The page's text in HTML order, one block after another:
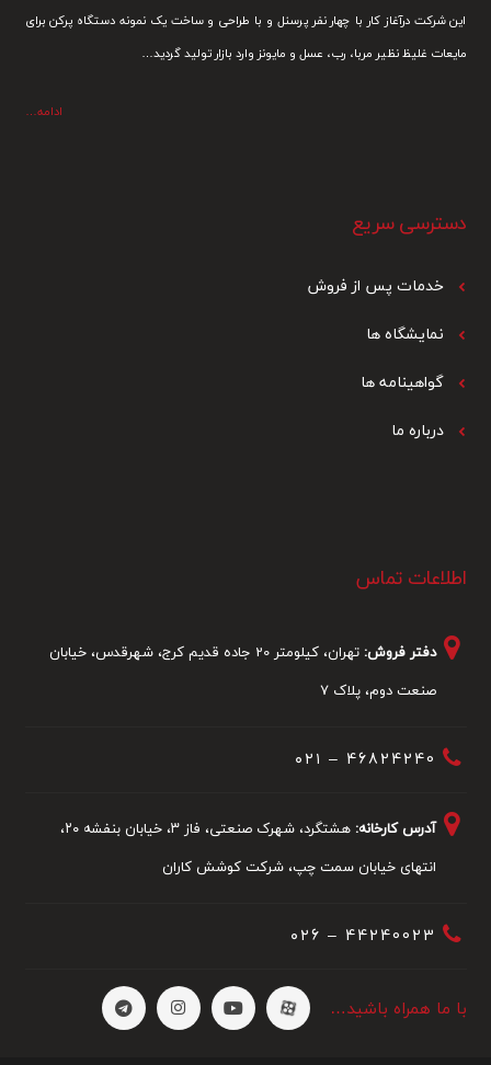
این شرکت درآغاز کار با چهار نفر پرسنل و با طراحی و ساخت یک نمونه دستگاه پرکن برای
مایعات غلیظ نظیر مربا، رب، عسل و مایونز وارد بازار تولید گردید…
ادامه…
دسترسی سریع
خدمات پس از فروش
نمایشگاه ها
گواهینامه ها
درباره ما
اطلاعات تماس
دفتر فروش:
تهران، کیلومتر 20 جاده قدیم کرج، شهرقدس، خیابان
صنعت دوم، پلاک 7
46824240 – ۰۲۱
آدرس کارخانه:
هشتگرد، شهرک صنعتی، فاز ۳، خیابان بنفشه ۲۰،
انتهای خیابان سمت چپ، شرکت کوشش کاران
44240023 – ۰۲6
با ما همراه باشید…